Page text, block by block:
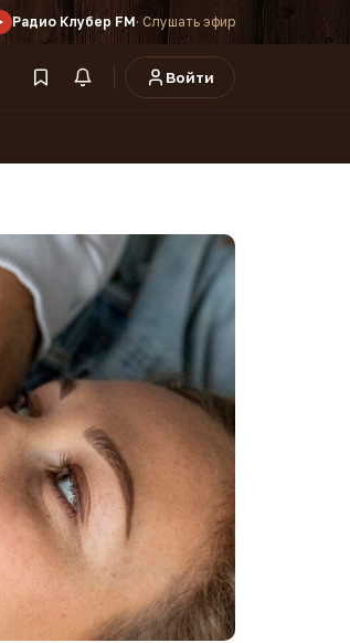
Радио Клубер FM· Слушать эфир
Войти